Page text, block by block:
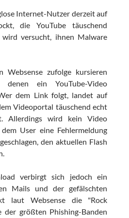
Internet-Nutzer derzeit auf
die YouTube täuschend
versucht, ihnen Malware
Websense zufolge kursieren
ein YouTube-Video
dem Link folgt, landet auf
Videoportal täuschend echt
Allerdings wird kein Video
User eine Fehlermeldung
den aktuellen Flash
verbirgt sich jedoch ein
Mails und der gefälschten
laut Websense die "Rock
der größten Phishing-Banden